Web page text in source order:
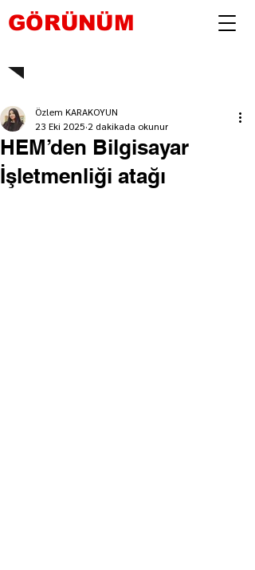
GÖRÜNÜM
HEM’den Bilgisayar
İşletmenliği atağı
Özlem KARAKOYUN
23 Eki 2025 2 dakikada okunur